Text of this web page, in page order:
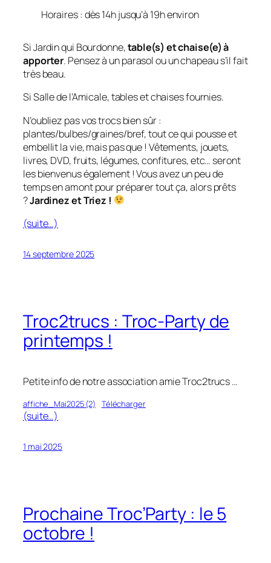
Horaires : dès 14h jusqu’à 19h environ
Si Jardin qui Bourdonne,table(s) et chaise(e) à
apporter. Pensez à un parasol ou un chapeau s’il fait
très beau.
Si Salle de l’Amicale, tables et chaises fournies.
N’oubliez pas vos trocs bien sûr :
plantes/bulbes/graines/bref, tout ce qui pousse et
embellit la vie, mais pas que ! Vêtements, jouets,
livres, DVD, fruits, légumes, confitures, etc… seront
les bienvenus également ! Vous avez un peu de
temps en amont pour préparer tout ça, alors prêts
?Jardinez et Triez !
(suite…)
14 septembre 2025
Troc2trucs : Troc-Party de
printemps !
Petite info de notre association amie Troc2trucs …
affiche_Mai2025 (2) Télécharger
(suite…)
1 mai 2025
Prochaine Troc’Party : le 5
octobre !